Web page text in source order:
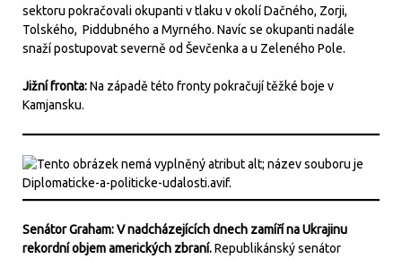
sektoru pokračovali okupanti v tlaku v okolí Dačného, Zorji,
Tolského, Piddubného a Myrného. Navíc se okupanti nadále
snaží postupovat severně od Ševčenka a u Zeleného Pole.
Jižní fronta:Na západě této fronty pokračují těžké boje v
Kamjansku.
Senátor Graham: V nadcházejících dnech zamíří na Ukrajinu
rekordní objem amerických zbraní.Republikánský senátor